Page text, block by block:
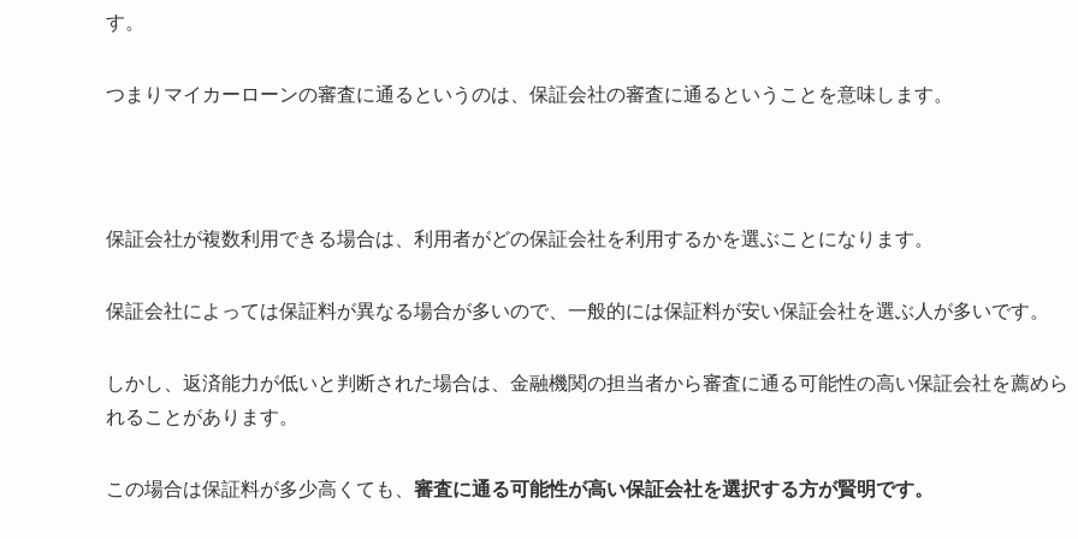
す。
つまりマイカーローンの審査に通るというのは、保証会社の審査に通るということを意味します。
保証会社が複数利用できる場合は、利用者がどの保証会社を利用するかを選ぶことになります。
保証会社によっては保証料が異なる場合が多いので、一般的には保証料が安い保証会社を選ぶ人が多いです。
しかし、返済能力が低いと判断された場合は、金融機関の担当者から審査に通る可能性の高い保証会社を薦めら
れることがあります。
この場合は保証料が多少高くても、 審査に通る可能性が高い保証会社を選択する方が賢明です。